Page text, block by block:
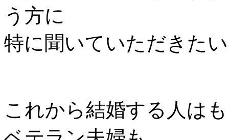
う方に
特に聞いていただきた
これから結婚する人は